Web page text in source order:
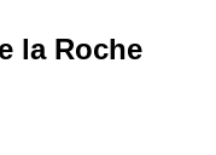
la Roche